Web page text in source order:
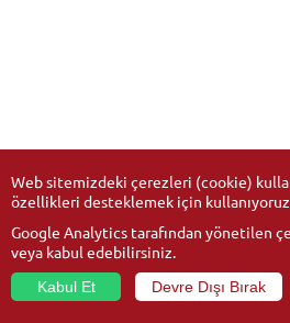
Web sitemizdeki çerezleri (cookie)
özellikleri desteklemek için
Google Analytics tarafından yönetilen
veya kabul edebilirsiniz.
Kabul Et
Devre Dışı Bırak
© 2026Anadolu University-